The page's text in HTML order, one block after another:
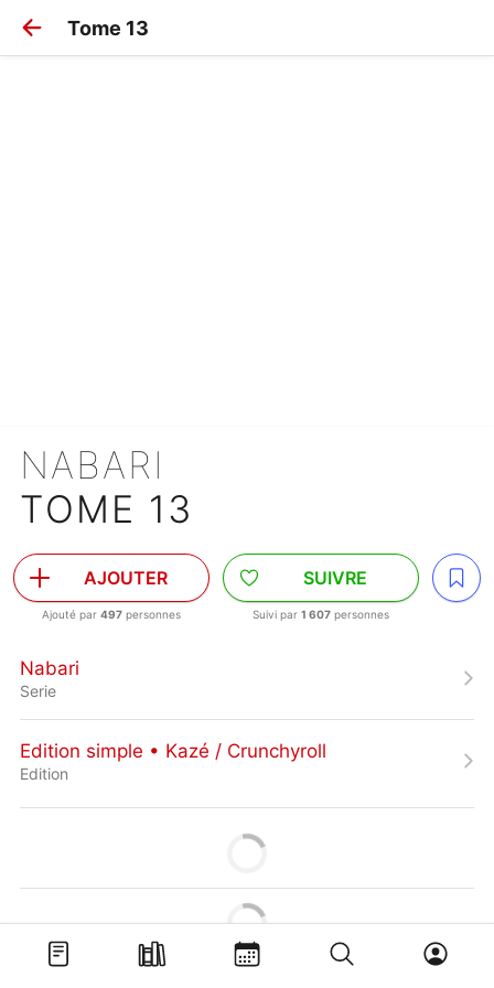
Tome 13
NABARI
TOME 13
AJOUTER
Ajouté par 497 personnes
SUIVRE
Suivi par 1 607 personnes
Nabari
Serie
Edition simple • Kazé / Crunchyroll
Edition